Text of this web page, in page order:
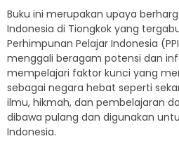
Buku ini merupakan upaya
Indonesia di Tiongkok yang
Perhimpunan Pelajar Indonesia
menggali beragam potensi dan
mempelajari faktor kunci yang
sebagai negara hebat seperti
ilmu, hikmah, dan pembelajaran
dibawa pulang dan digunakan
Indonesia.